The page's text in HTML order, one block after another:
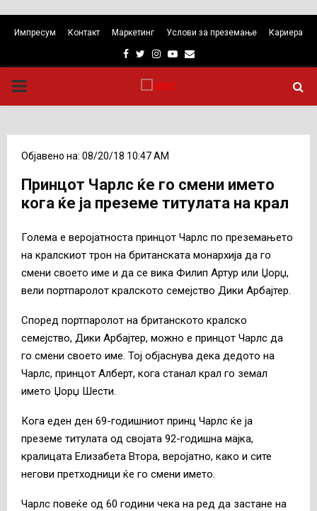
Импресум Контакт Маркетинг Услови за преземање Кариера
Facebook
TwitterInstagram
Youtube
Email
PRIMARY
Објавено на: 08/20/18 10:47 AM
Принцот Чарлс ќе го смени името
кога ќе ја преземe титулата на крал
Голема е веројатноста принцот Чарлс по преземањето
на кралскиот трон на британската монархија да го
смени своето име и да се вика Филип Артур или Џорџ,
вели портпаролот кралското семејство Дики Арбајтер.
Според портпаролот на британското кралско
семејство, Дики Арбајтер, можно е принцот Чарлс да
го смени своето име. Тој објаснува дека дедото на
Чарлс, принцот Алберт, кога станал крал го земал
името Џорџ Шести.
Кога еден ден 69-годишниот принц Чарлс ќе ја
преземе титулата од својата 92-годишна мајка,
кралицата Елизабета Втора, веројатно, како и сите
негови претходници ќе го смени името.
Чарлс повеќе од 60 години чека на ред да застане на